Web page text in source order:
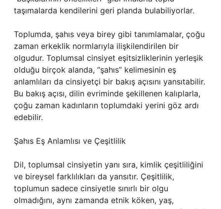
taşımalarda kendilerini geri planda bulabiliyorlar.
Toplumda, şahıs veya birey gibi tanımlamalar, çoğu
zaman erkeklik normlarıyla ilişkilendirilen bir
olgudur. Toplumsal cinsiyet eşitsizliklerinin yerleşik
olduğu birçok alanda, “şahıs” kelimesinin eş
anlamlıları da cinsiyetçi bir bakış açısını yansıtabilir.
Bu bakış açısı, dilin evriminde şekillenen kalıplarla,
çoğu zaman kadınların toplumdaki yerini göz ardı
edebilir.
Şahıs Eş Anlamlısı ve Çeşitlilik
Dil, toplumsal cinsiyetin yanı sıra, kimlik çeşitliliğini
ve bireysel farklılıkları da yansıtır. Çeşitlilik,
toplumun sadece cinsiyetle sınırlı bir olgu
olmadığını, aynı zamanda etnik köken, yaş,